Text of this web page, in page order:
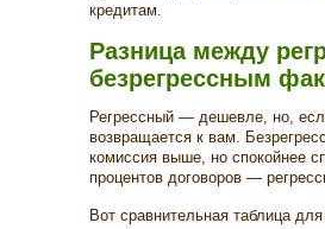
кредитам.
Разница между
безрегрессным
Регрессный — дешевле, но,
возвращается к вам.
комиссия выше, но спокойнее
процентов договоров —
Вот сравнительная таблица